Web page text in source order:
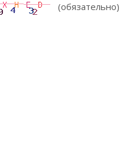
(обязательно)